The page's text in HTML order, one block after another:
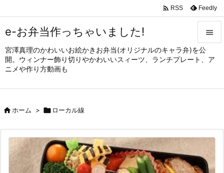
e-お弁当作っちゃいました!
宮澤真理のかわいいお絵かきお弁当(オリジナルのキャラ弁)を公
開。ウィンナー飾り切りやかわいいスィーツ、ランチプレート、ア
ニメや作り方動画も


メニュ
サイド

次へ

検索
 RSS Feedly
ホーム >  ローカル線